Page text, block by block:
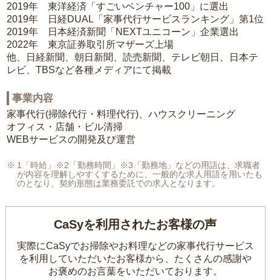
2019年 東洋経済「すごいベンチャー100」に選出
2019年 日経DUAL「家事代行サービスランキング」第1位
2019年 日本経済新聞「NEXTユニコーン」企業選出
2022年 東京証券取引所マザーズ上場
他、日経新聞、朝日新聞、読売新聞、テレビ朝日、日本テ
レビ、TBSなど各種メディアにて掲載
事業内容
家事代行(掃除代行・料理代行)、ハウスクリーニング
オフィス・店舗・ビル清掃
WEBサービスの開発及び運営
1「時給」※2「勤務時間」※3「勤務地」などの用語は、求職者
が内容を理解しやすくするために、一般的な求人用語を用いたも
のとなり、契約形態は業務委託での求人となります。
CaSyを利用されたお客様の声
実際にCaSyでお掃除やお料理などの家事代行サービス
を利用していただいたお客様から、 たくさんの感謝や
お褒めのお言葉をいただいております。